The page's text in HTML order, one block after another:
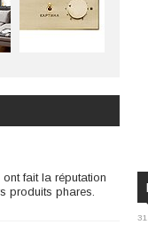
ont fait la réputation
produits phares.